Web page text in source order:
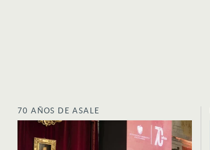
70 AÑOS DE ASALE